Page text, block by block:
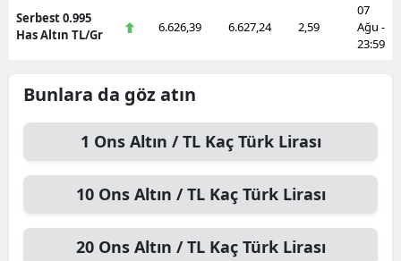
Serbest 0.995
Has Altın TL/Gr
6.626,39 6.627,24 2,59
07
Ağu -
23:59
Bunlara da göz atın
1 Ons Altın / TLKaç Türk Lirası
10 Ons Altın / TLKaç Türk Lirası
20 Ons Altın / TLKaç Türk Lirası